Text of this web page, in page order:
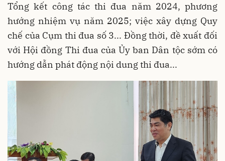
Tổng kết công tác thi đua năm 2024, phương
hướng nhiệm vụ năm 2025; việc xây dựng Quy
chế của Cụm thi đua số 3... Đồng thời, đề xuất đối
với Hội đồng Thi đua của Ủy ban Dân tộc sớm có
hướng dẫn phát động nội dung thi đua...